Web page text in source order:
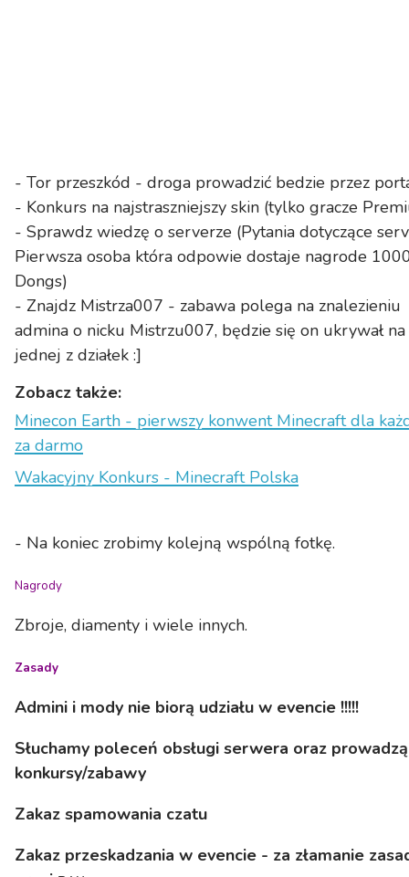
- Tor przeszkód - droga prowadzić bedzie przez
- Konkurs na najstraszniejszy skin (tylko gracze
- Sprawdz wiedzę o serverze (Pytania dotyczące
Pierwsza osoba która odpowie dostaje nagrode
Dongs)
- Znajdz Mistrza007 - zabawa polega na znalezieniu
admina o nicku Mistrzu007, będzie się on ukrywał na
jednej z działek :]
Zobacz także:
Minecon Earth - pierwszy konwent Minecraft dla
za darmo
Wakacyjny Konkurs - Minecraft Polska
- Na koniec zrobimy kolejną wspólną fotkę.
Nagrody
Zbroje, diamenty i wiele innych.
Zasady
Admini i mody nie biorą udziału w evencie !!!!!
Słuchamy poleceń obsługi serwera oraz
konkursy/zabawy
Zakaz spamowania czatu
Zakaz przeskadzania w evencie - za złamanie